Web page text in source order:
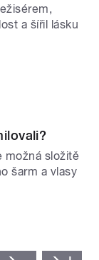
a šířil lásku
možná složitě
šarm a vlasy